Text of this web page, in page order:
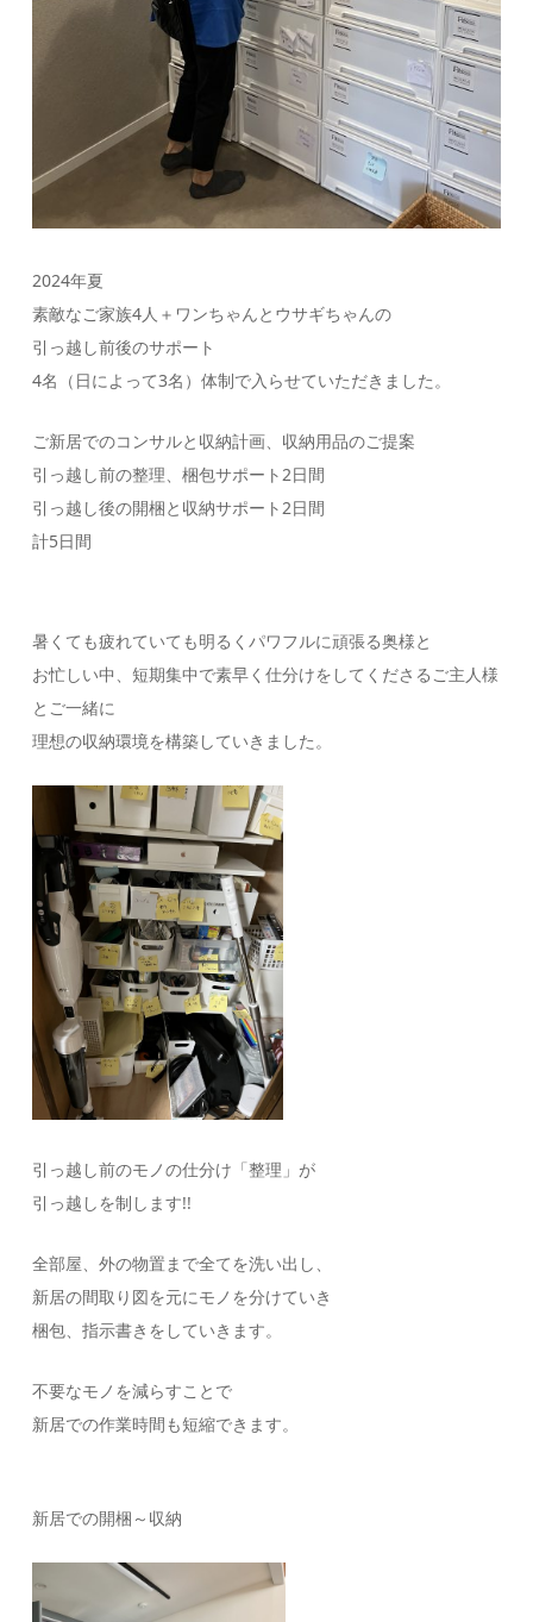
2024年夏
素敵なご家族4人＋ワンちゃんとウサギちゃんの
引っ越し前後のサポート
4名（日によって3名）体制で入らせていただきました。
ご新居でのコンサルと収納計画、収納用品のご提案
引っ越し前の整理、梱包サポート2日間
引っ越し後の開梱と収納サポート2日間
計5日間
暑くても疲れていても明るくパワフルに頑張る奥様と
お忙しい中、短期集中で素早く仕分けをしてくださるご主人様
とご一緒に
理想の収納環境を構築していきました。
引っ越し前のモノの仕分け「整理」が
引っ越しを制します!!
全部屋、外の物置まで全てを洗い出し、
新居の間取り図を元にモノを分けていき
梱包、指示書きをしていきます。
不要なモノを減らすことで
新居での作業時間も短縮できます。
新居での開梱～収納